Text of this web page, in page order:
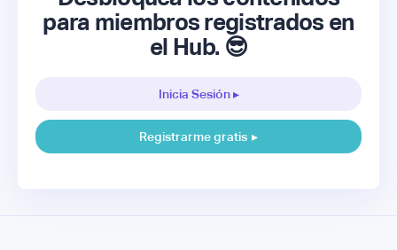
para miembros registrados en
el Hub. 😎
Inicia Sesión ▸
Registrarme gratis ▸